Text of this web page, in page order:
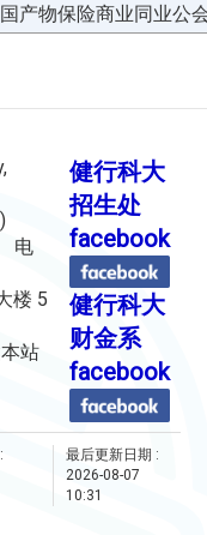
产物保险商业同业公
电
楼 5
站
健行科大
招生处
facebook
健行科大
财金系
facebook
最后更新日期 :
2026-08-07
10:31